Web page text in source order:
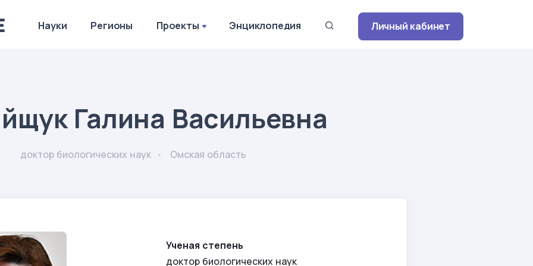
Науки Регионы Проекты Энциклопедия Личный кабинет
Галина Васильевна
доктор биологических наук Омская область
Ученая степень
доктор биологических наук